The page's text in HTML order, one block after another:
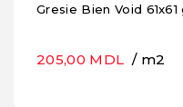
Gresie Bien Void 61x61
205,00 MDL / m2